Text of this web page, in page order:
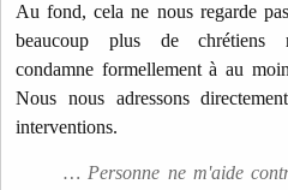
Au fond, cela ne nous regarde
beaucoup plus de
condamne formellement à au
Nous nous adressons
interventions.
… Personne ne m'aide